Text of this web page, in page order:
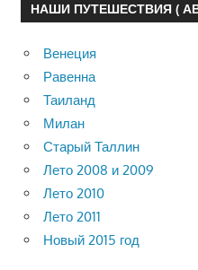
НАШИ ПУТЕШЕСТВИЯ (
Венеция
Равенна
Таиланд
Милан
Старый Таллин
Лето 2008 и 2009
Лето 2010
Лето 2011
Новый 2015 год